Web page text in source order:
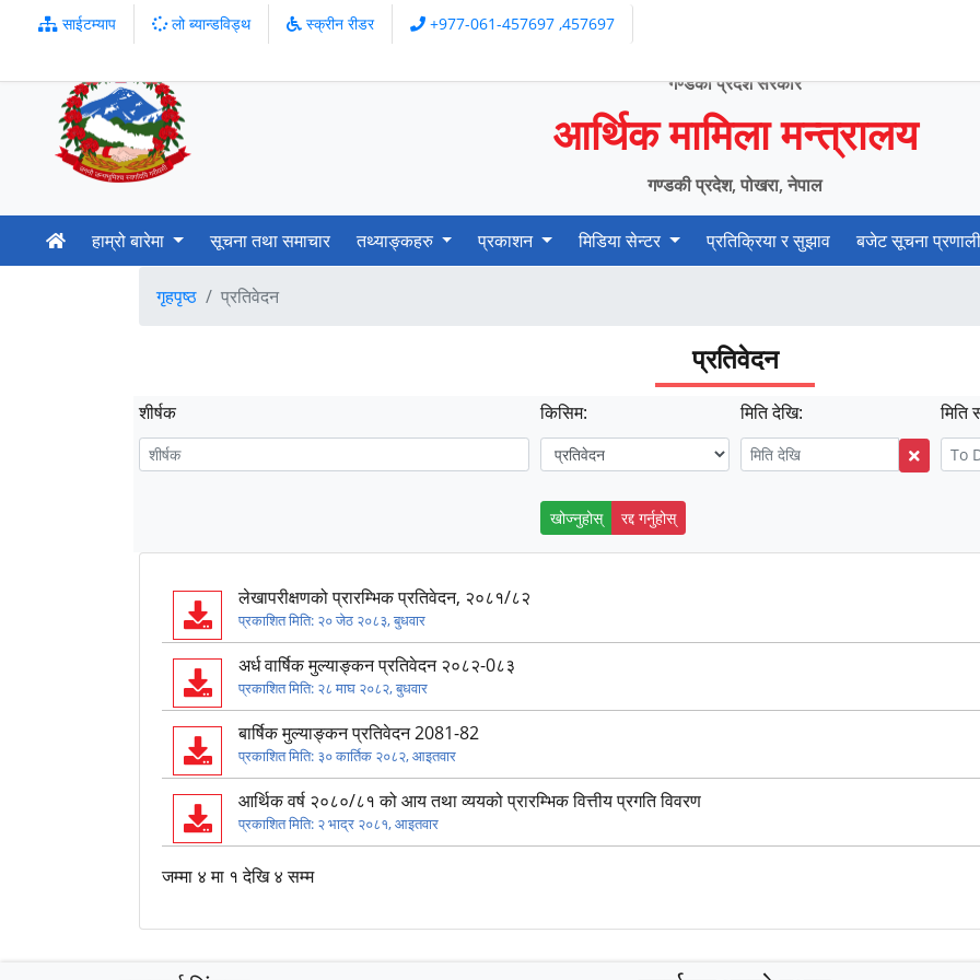
साईटम्याप लो ब्यान्डविड्थ स्क्रीन रीडर +977-061-457697 ,457697
गण्डकी प्रदेश सरकार
आर्थिक मामिला मन्त्रालय
गण्डकी प्रदेश, पोखरा, नेपाल
हाम्रो बारेमा सूचना तथा समाचार तथ्याङ्कहरु प्रकाशन मिडिया सेन्टर प्रतिक्रिया र सुझाव बजेट सूचना प्रणाली
गृहपृष्ठ प्रतिवेदन
प्रतिवेदन
शीर्षक किसिम: मिति देखि: मिति
खोज्नुहोस् रद्द गर्नुहोस्
लेखापरीक्षणको प्रारम्भिक प्रतिवेदन, २०८१/८२
प्रकाशित मिति: २० जेठ २०८३, बुधवार
अर्ध वार्षिक मुल्याङ्कन प्रतिवेदन २०८२-0८३
प्रकाशित मिति: २८ माघ २०८२, बुधवार
बार्षिक मुल्याङ्कन प्रतिवेदन 2081-82
प्रकाशित मिति: ३० कार्तिक २०८२, आइतवार
आर्थिक वर्ष २०८०/८१ को आय तथा व्ययको प्रारम्भिक वित्तीय प्रगति विवरण
प्रकाशित मिति: २ भाद्र २०८१, आइतवार
जम्मा ४ मा १ देखि ४ सम्म